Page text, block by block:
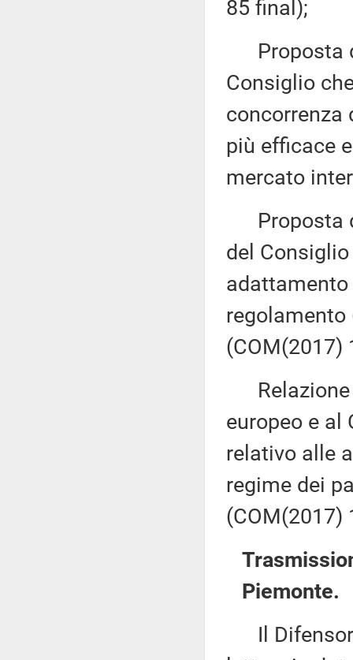
85 final);
Proposta
Consiglio
concorrenza
più efficace
mercato
Proposta
del
regolamento
(COM(2017)
Relazione
europeo e al
relativo alle
regime dei
(COM(2017)
Piemonte.
Il